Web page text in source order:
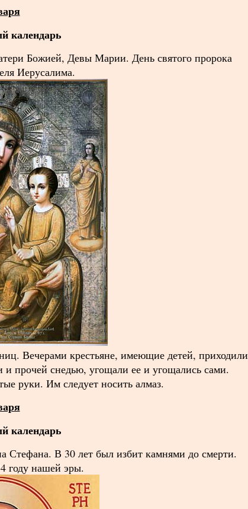
календарь
Божией, Девы Марии. День святого пророка
Иерусалима.
Вечерами крестьяне, имеющие детей, приходили
прочей снедью, угощали ее и угощались сами.
руки. Им следует носить алмаз.
календарь
Стефана. В 30 лет был избит камнями до смерти.
году нашей эры.